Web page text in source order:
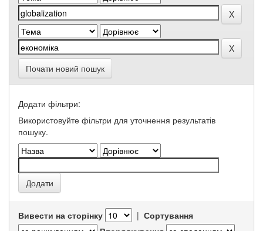
Почати новий пошук
Додати фільтри:
Використовуйте фільтри для уточнення результатів
пошуку.
Вивести на сторінку | Сортування